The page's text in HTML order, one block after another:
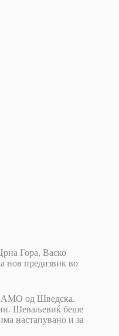
Гора, Васко
нов предизвик во
АМО од Шведска.
Шеваљевиќ беше
настапувано и за